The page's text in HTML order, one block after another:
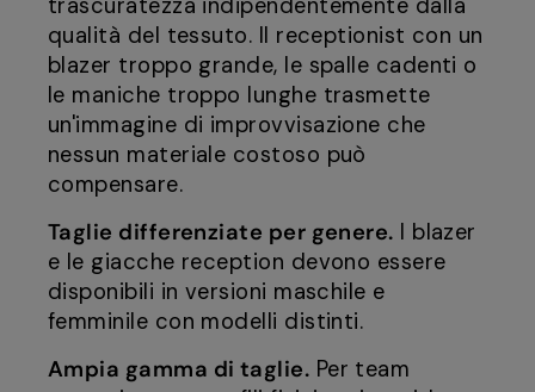
trascuratezza indipendentemente dalla
qualità del tessuto. Il receptionist con un
blazer troppo grande, le spalle cadenti o
le maniche troppo lunghe trasmette
un'immagine di improvvisazione che
nessun materiale costoso può
compensare.
Taglie differenziate per genere. I blazer
e le giacche reception devono essere
disponibili in versioni maschile e
femminile con modelli distinti.
Ampia gamma di taglie. Per team